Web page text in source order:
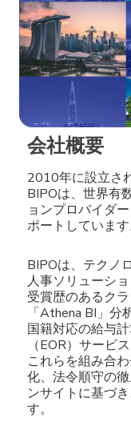
会社概要
2010年に設立さ
BIPOは、世界有
ョンプロバイダ
ポートしています
BIPOは、テクノ
人事ソリューシ
受賞歴のあるク
「Athena BI」
国籍対応の給与
（EOR）サービ
これらを組み合
化、法令順守の
ンサイトに基づ
す。